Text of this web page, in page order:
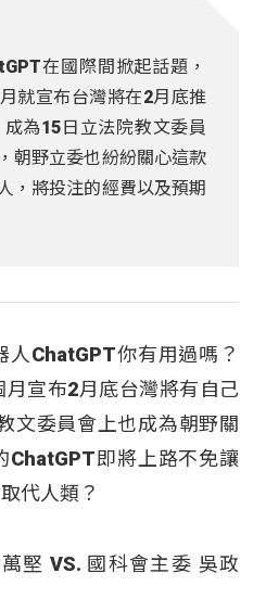
在國際間掀起話題，
就宣布台灣將在2月底推
為15日立法院教文委員
朝野立委也紛紛關心這款
，將投注的經費以及預期
人ChatGPT你有用過嗎？
宣布2月底台灣將有自己
文委員會上也成為朝野關
ChatGPT即將上路不免讓
代人類？
堅 VS. 國科會主委 吳政